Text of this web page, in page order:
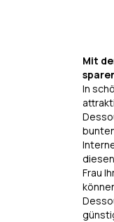
Mit
In
Frau